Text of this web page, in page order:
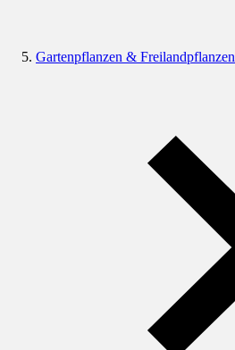
Gartenpflanzen & Freilandpflanzen